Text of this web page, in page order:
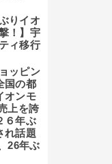
りイオ
！】宇
ィ移行
ッピン
国の都
オンモ
上を誇
６年ぶ
れ話題
26年ぶ